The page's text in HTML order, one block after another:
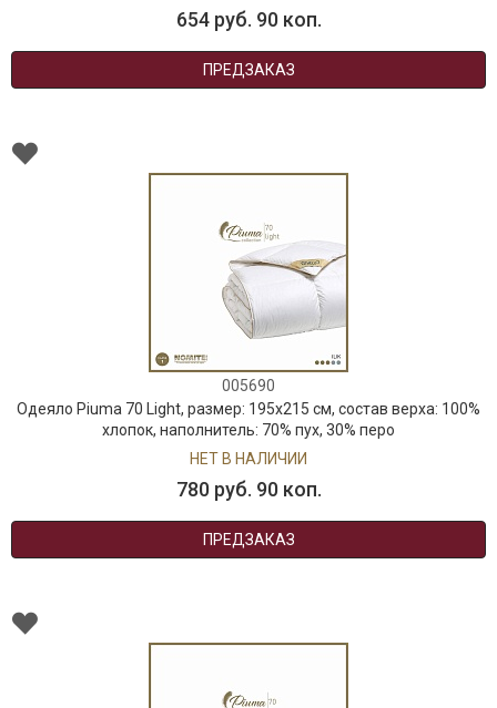
654 руб. 90 коп.
ПРЕДЗАКАЗ
005690
Одеяло Piuma 70 Light, размер: 195х215 см, состав верха: 100%
хлопок, наполнитель: 70% пух, 30% перо
НЕТ В НАЛИЧИИ
780 руб. 90 коп.
ПРЕДЗАКАЗ